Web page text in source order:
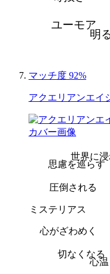
明
ユーモア
マッチ度 92%
アクエリアンエイ
心温
切なくなる
心がざわめく
ミステリアス
圧倒される
思慮を巡らす
世界に浸